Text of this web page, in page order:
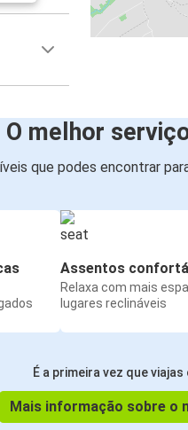
O melhor
que podes encontrar
Assentos
Relaxa com mais
lugares reclináveis
É a primeira vez que
Mais informação sobre o